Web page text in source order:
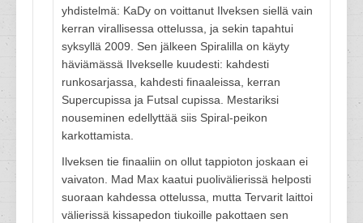
yhdistelmä: KaDy on voittanut Ilveksen siellä vain
kerran virallisessa ottelussa, ja sekin tapahtui
syksyllä 2009. Sen jälkeen Spiralilla on käyty
häviämässä Ilvekselle kuudesti: kahdesti
runkosarjassa, kahdesti finaaleissa, kerran
Supercupissa ja Futsal cupissa. Mestariksi
nouseminen edellyttää siis Spiral-peikon
karkottamista.
Ilveksen tie finaaliin on ollut tappioton joskaan ei
vaivaton. Mad Max kaatui puolivälierissä helposti
suoraan kahdessa ottelussa, mutta Tervarit laittoi
välierissä kissapedon tiukoille pakottaen sen